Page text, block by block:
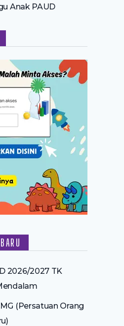
Anak PAUD
2026/2027 TK
(Persatuan Orang